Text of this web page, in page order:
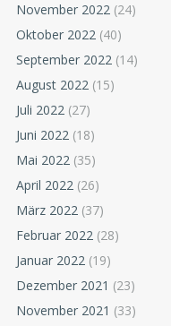
November 2022 (24)
Oktober 2022 (40)
September 2022 (14)
August 2022 (15)
Juli 2022 (27)
Juni 2022 (18)
Mai 2022 (35)
April 2022 (26)
März 2022 (37)
Februar 2022 (28)
Januar 2022 (19)
Dezember 2021 (23)
November 2021 (33)